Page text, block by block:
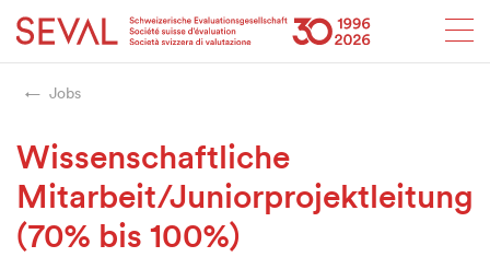
Startseite
Weiter zur Hauptnavigation
Weiter zum Inhalt
Weiter zur Kontaktseite
Weiter zur Sitemap
Weiter zur Suche
Weiter zum Login SEVAL
Jobs
Wissenschaftliche
Mitarbeit/Juniorprojektleitung
(70% bis 100%)